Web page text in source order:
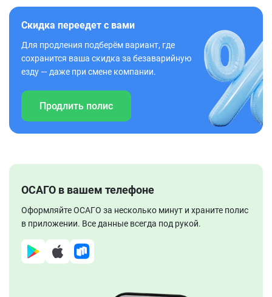
Скидка переедет с вами
Для продления подберём вариант, где
сохранится ваша скидка за безаварийную
езду — даже при смене компании.
Продлить полис
ОСАГО в вашем телефоне
Оформляйте ОСАГО за несколько минут и храните полис
в приложении. Все данные всегда под рукой.